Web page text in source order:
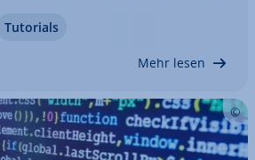
auf dem lokalen System ein
Tutorials
Mehr lesen